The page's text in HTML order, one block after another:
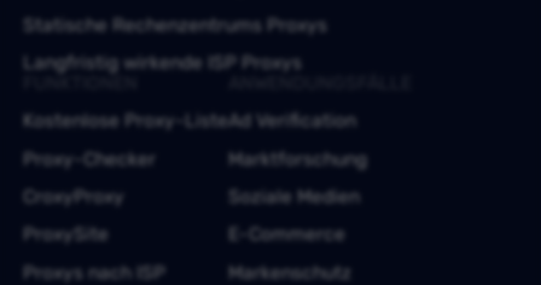
Statische Rechenzentrums Proxys
Langfristig wirkende ISP Proxys
Kostenlose Proxy-Liste
Proxy-Checker
CroxyProxy
ProxySite
Proxys nach ISP
Ad Verification
Marktforschung
Soziale Medien
E-Commerce
Markenschutz